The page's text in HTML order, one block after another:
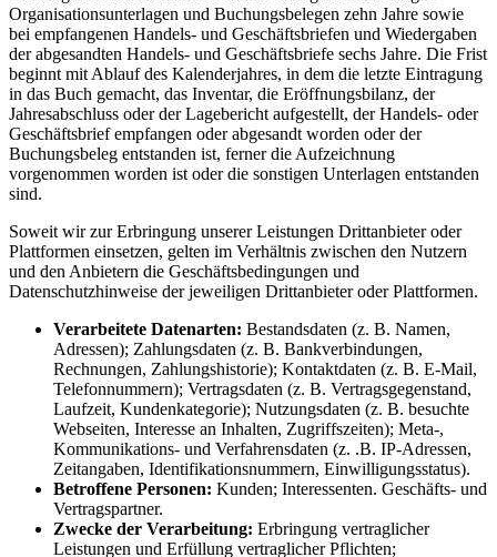
Organisationsunterlagen und Buchungsbelegen zehn Jahre sowie
bei empfangenen Handels- und Geschäftsbriefen und Wiedergaben
der abgesandten Handels- und Geschäftsbriefe sechs Jahre. Die Frist
beginnt mit Ablauf des Kalenderjahres, in dem die letzte Eintragung
in das Buch gemacht, das Inventar, die Eröffnungsbilanz, der
Jahresabschluss oder der Lagebericht aufgestellt, der Handels- oder
Geschäftsbrief empfangen oder abgesandt worden oder der
Buchungsbeleg entstanden ist, ferner die Aufzeichnung
vorgenommen worden ist oder die sonstigen Unterlagen entstanden
sind.
Soweit wir zur Erbringung unserer Leistungen Drittanbieter oder
Plattformen einsetzen, gelten im Verhältnis zwischen den Nutzern
und den Anbietern die Geschäftsbedingungen und
Datenschutzhinweise der jeweiligen Drittanbieter oder Plattformen.
Verarbeitete Datenarten: Bestandsdaten (z. B. Namen,
Adressen); Zahlungsdaten (z. B. Bankverbindungen,
Rechnungen, Zahlungshistorie); Kontaktdaten (z. B. E-Mail,
Telefonnummern); Vertragsdaten (z. B. Vertragsgegenstand,
Laufzeit, Kundenkategorie); Nutzungsdaten (z. B. besuchte
Webseiten, Interesse an Inhalten, Zugriffszeiten); Meta-,
Kommunikations- und Verfahrensdaten (z. .B. IP-Adressen,
Zeitangaben, Identifikationsnummern, Einwilligungsstatus).
Betroffene Personen: Kunden; Interessenten. Geschäfts- und
Vertragspartner.
Zwecke der Verarbeitung: Erbringung vertraglicher
Leistungen und Erfüllung vertraglicher Pflichten;